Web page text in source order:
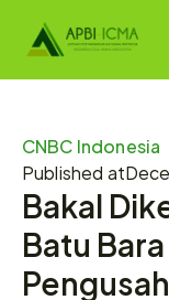
CNBC Indonesia
Published at
Bakal
Batu